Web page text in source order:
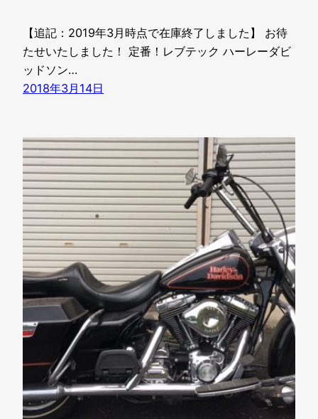
【追記：2019年3月時点で在庫終了しました】 お待
たせいたしました！ 定番！レブテック ハーレーダビ
ッドソン…
2018年3月14日